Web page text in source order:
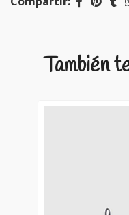
También